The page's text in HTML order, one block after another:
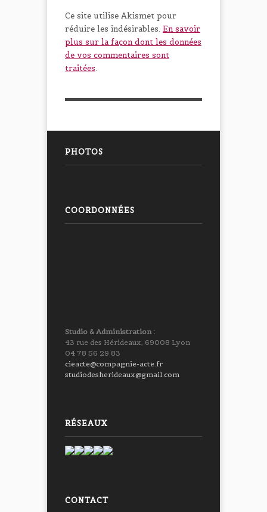
Ce site utilise Akismet pour
réduire les indésirables. En savoir
plus sur la façon dont les données
de vos commentaires sont
traitées.
PHOTOS
COORDONNÉES
Studio & Administration :
43 rue des Hérideaux, 69008 Lyon
04 78 56 29 83
cieacte@compagnie-acte.fr
studiodesherideaux@gmail.com
RÉSEAUX
CONTACT